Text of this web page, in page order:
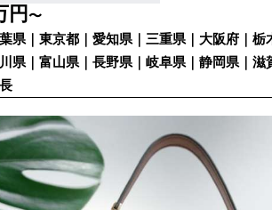
円〜
県｜東京都｜愛知県｜三重県｜大阪府｜栃
県｜富山県｜長野県｜岐阜県｜静岡県｜滋
｜岡山県｜愛媛県｜福岡県｜沖縄県